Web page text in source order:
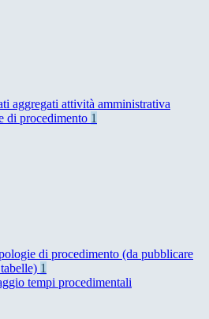
aggregati attività amministrativa
di procedimento 1
di procedimento (da pubblicare
1
tempi procedimentali